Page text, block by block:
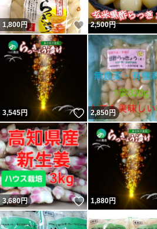
1,800円 いいね！
2,500円
3,545円 いいね！
2,850円
3,680円 いいね！
1,880円